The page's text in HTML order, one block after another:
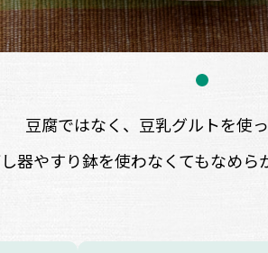
豆腐ではなく、豆乳グルトを使っ
器やすり鉢を使わなくてもなめら